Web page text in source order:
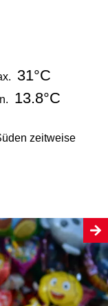
31°C
13.8°C
zeitweise